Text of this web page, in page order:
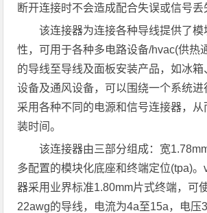
断开连接时不会造成配合失误或信号丢
该连接器为连接各种导线提供了
性，可用于各种多电路设备/hvac(供热
的导线至导线及面板安装产品，如冰
设备及通风设备，可以围绕一个系统进
采用各种不同的电源和信号连接器，从
装时间。
该连接器由三部分组成：宽
多配置的模块化底座和终端定位(tpa)
器采用业界标准1.80mm片式终端，可
22awg的导线，电流为4a至15a，电压